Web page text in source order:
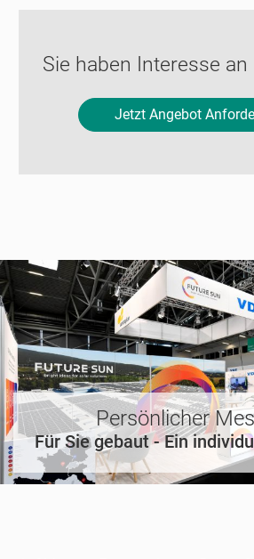
Sie haben Interesse an
Jetzt Angebot
Persönlicher
Für Sie gebaut - Ein